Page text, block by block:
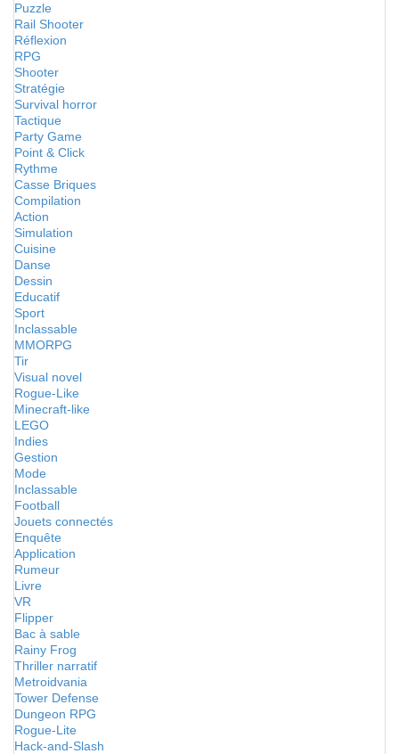
Puzzle
Rail Shooter
Réflexion
RPG
Shooter
Stratégie
Survival horror
Tactique
Party Game
Point & Click
Rythme
Casse Briques
Compilation
Action
Simulation
Cuisine
Danse
Dessin
Educatif
Sport
Inclassable
MMORPG
Tir
Visual novel
Rogue-Like
Minecraft-like
LEGO
Indies
Gestion
Mode
Inclassable
Football
Jouets connectés
Enquête
Application
Rumeur
Livre
VR
Flipper
Bac à sable
Rainy Frog
Thriller narratif
Metroidvania
Tower Defense
Dungeon RPG
Rogue-Lite
Hack-and-Slash